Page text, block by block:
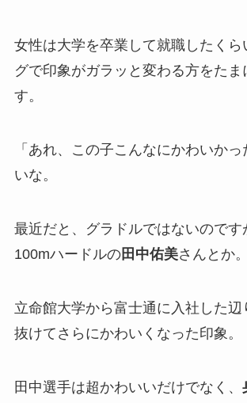
女性は大学を卒業して就職したくら
グで印象がガラッと変わる方をたま
す。
「あれ、この子こんなにかわいか
いな。
最近だと、グラドルではないのです
100mハードルの田中佑美さんとか。
立命館大学から富士通に入社した辺
抜けてさらにかわいくなった印象。
田中選手は超かわいいだけでなく、